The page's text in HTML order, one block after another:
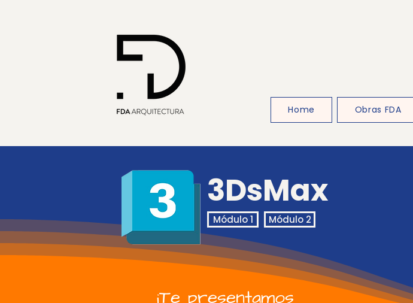
Home Obras FDA
3DsMax
Módulo 1 Módulo 2
¡Te presentamos